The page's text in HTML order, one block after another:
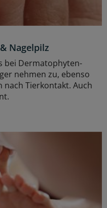
Nagelpilz
bei Dermatophyten-
nehmen zu, ebenso
nach Tierkontakt. Auch